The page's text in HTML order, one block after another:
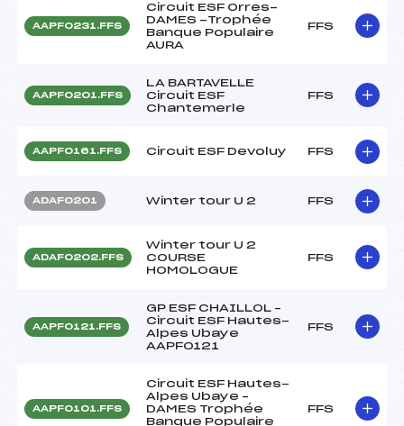
AAPF0231.FFS
Circuit ESF Orres-
DAMES -Trophée
Banque Populaire
AURA
FFS
AAPF0201.FFS
LA BARTAVELLE
Circuit ESF
Chantemerle
FFS
AAPF0161.FFS Circuit ESF Devoluy FFS
ADAF0201 Winter tour U 2 FFS
ADAF0202.FFS
Winter tour U 2
COURSE
HOMOLOGUE
FFS
AAPF0121.FFS
GP ESF CHAILLOL –
Circuit ESF Hautes-
Alpes Ubaye
AAPF0121
FFS
AAPF0101.FFS
Circuit ESF Hautes-
Alpes Ubaye –
DAMES Trophée
Banque Populaire
FFS